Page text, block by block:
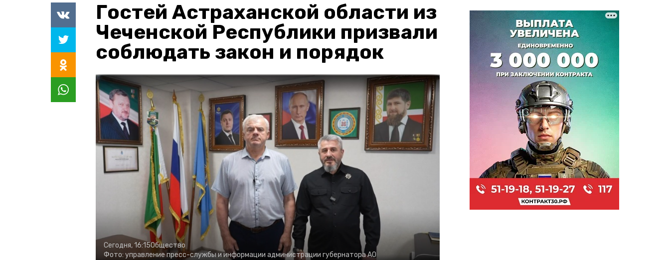
Гостей Астраханской области из
Чеченской Республики призвали
соблюдать закон и порядок
Сегодня, 16:15Общество
Фото: управление пресс-службы и информации администрации губернатора АО